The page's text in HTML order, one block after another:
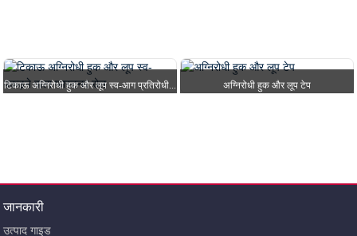
टिकाऊ अग्निरोधी हुक और लूप स्व-आग प्रतिरोधी... अग्निरोधी हुक और लूप टेप
जानकारी
उत्पाद गाइड